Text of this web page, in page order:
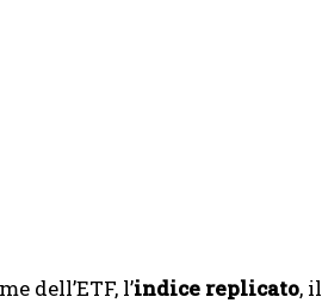
dell’ETF, l’indice replicato, il